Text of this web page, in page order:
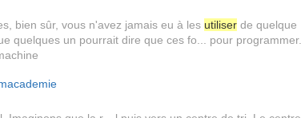
bien sûr, vous n'avez jamais eu à les utiliser de quelque
quelques un pourrait dire que ces fo... pour programmer.